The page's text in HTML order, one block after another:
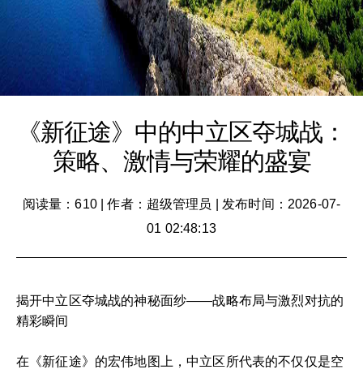
《新征途》中的中立区夺城战：
策略、激情与荣耀的盛宴
阅读量：610|作者：超级管理员
发布时间：2026-07-
01 02:48:13
揭开中立区夺城战的神秘面纱——战略布局与激烈对抗的
精彩瞬间
在《新征途》的宏伟地图上，中立区所代表的不仅仅是空